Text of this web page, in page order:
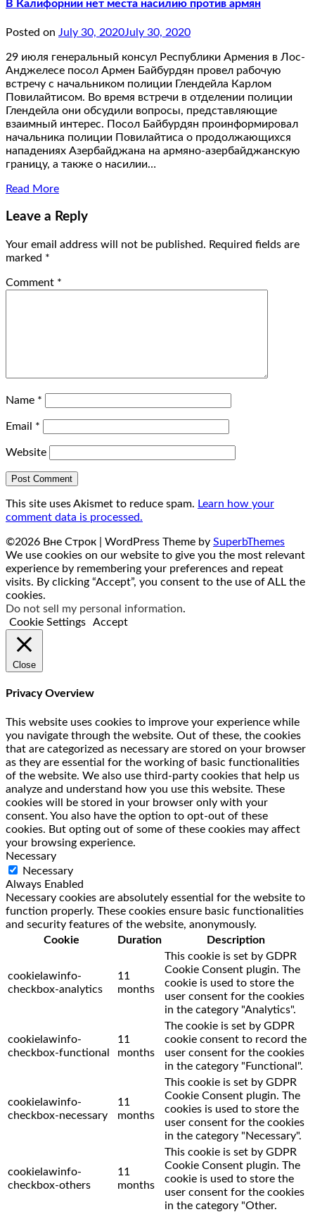
В Калифорнии нет места насилию против армян
Posted on July 30, 2020July 30, 2020
29 июля генеральный консул Республики Армения в Лос-
Анджелесе посол Армен Байбурдян провел рабочую
встречу с начальником полиции Глендейла Карлом
Повилайтисом. Во время встречи в отделении полиции
Глендейла они обсудили вопросы, представляющие
взаимный интерес. Посол Байбурдян проинформировал
начальника полиции Повилайтиса о продолжающихся
нападениях Азербайджана на армяно-азербайджанскую
границу, а также о насилии…
Read More
Leave a Reply
Your email address will not be published. Required fields are
marked *
Comment *
Name *
Email *
Website
This site uses Akismet to reduce spam. Learn how your
comment data is processed.
©2026 Вне Строк | WordPress Theme by SuperbThemes
We use cookies on our website to give you the most relevant
experience by remembering your preferences and repeat
visits. By clicking “Accept”, you consent to the use of ALL the
cookies.
Do not sell my personal information.
Cookie Settings
Accept
Close
Privacy Overview
This website uses cookies to improve your experience while
you navigate through the website. Out of these, the cookies
that are categorized as necessary are stored on your browser
as they are essential for the working of basic functionalities
of the website. We also use third-party cookies that help us
analyze and understand how you use this website. These
cookies will be stored in your browser only with your
consent. You also have the option to opt-out of these
cookies. But opting out of some of these cookies may affect
your browsing experience.
Necessary
Necessary
Always Enabled
Necessary cookies are absolutely essential for the website to
function properly. These cookies ensure basic functionalities
and security features of the website, anonymously.
Cookie
Duration Description
cookielawinfo-
checkbox-analytics
11
months
This cookie is set by GDPR
Cookie Consent plugin. The
cookie is used to store the
user consent for the cookies
in the category "Analytics".
cookielawinfo-
checkbox-functional
11
months
The cookie is set by GDPR
cookie consent to record the
user consent for the cookies
in the category "Functional".
cookielawinfo-
checkbox-necessary
11
months
This cookie is set by GDPR
Cookie Consent plugin. The
cookies is used to store the
user consent for the cookies
in the category "Necessary".
cookielawinfo-
checkbox-others
11
months
This cookie is set by GDPR
Cookie Consent plugin. The
cookie is used to store the
user consent for the cookies
in the category "Other.